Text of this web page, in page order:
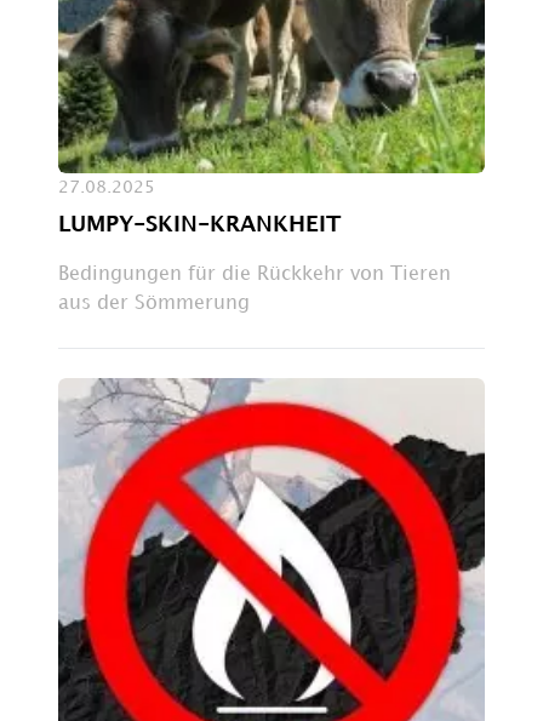
27.08.2025
LUMPY-SKIN-KRANKHEIT
Bedingungen für die Rückkehr von Tieren
aus der Sömmerung